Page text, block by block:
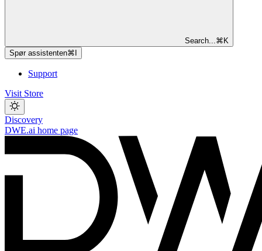
Search...⌘ K
Spør assistenten⌘
Support
Visit Store
Discovery
DWE.ai home page